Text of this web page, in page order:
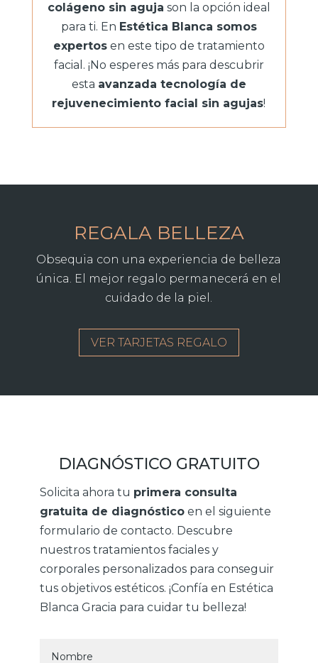
colágeno sin aguja son la opción ideal
para ti. En Estética Blanca somos
expertosen este tipo de tratamiento
facial. ¡No esperes más para descubrir
esta avanzada tecnología de
rejuvenecimiento facial sin agujas!
REGALA BELLEZA
Obsequia con una experiencia de belleza
única. El mejor regalo permanecerá en el
cuidado de la piel.
VER TARJETAS REGALO
DIAGNÓSTICO GRATUITO
Solicita ahora tu primera consulta
gratuita de diagnóstico en el siguiente
formulario de contacto. Descubre
nuestros tratamientos faciales y
corporales personalizados para conseguir
tus objetivos estéticos. ¡Confía en Estética
Blanca Gracia para cuidar tu belleza!